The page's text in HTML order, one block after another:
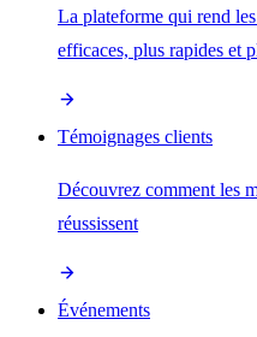
La plateforme qui rend
efficaces, plus rapides et
Témoignages clients
Découvrez comment les
réussissent
Événements